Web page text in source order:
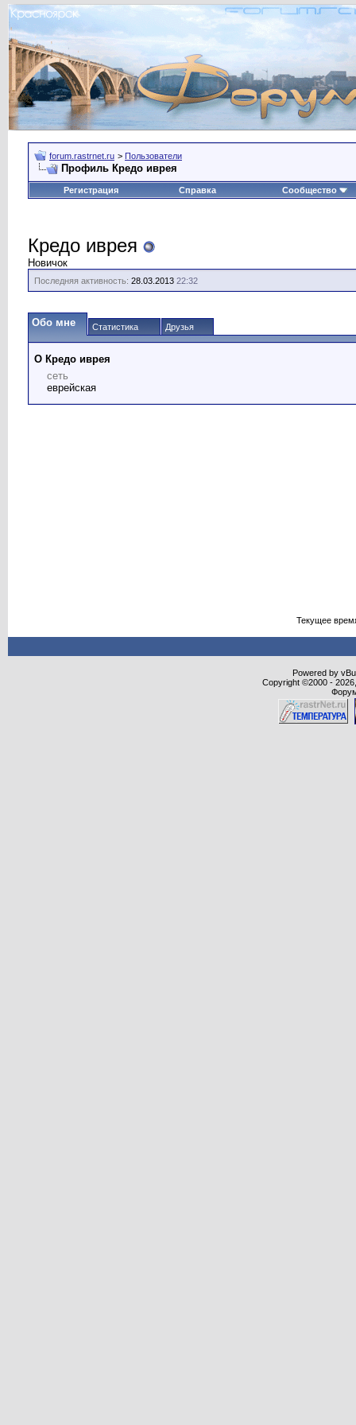
forum.rastrnet.ru > Пользователи
Профиль Кредо иврея
Регистрация Справка Сообщество
Кредо иврея
Новичок
Последняя активность: 28.03.2013 22:32
Обо мне Статистика Друзья
О Кредо иврея
сеть
еврейская
Текущее
Powered by
Copyright ©2000 -